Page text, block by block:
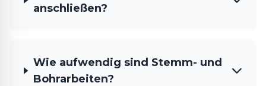
anschließen?
Wie aufwendig sind Stemm- und
Bohrarbeiten?